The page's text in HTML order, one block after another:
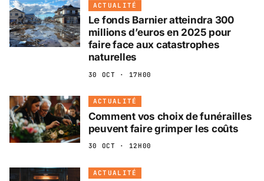
ACTUALITÉ
Le fonds Barnier atteindra 300
millions d’euros en 2025 pour
faire face aux catastrophes
naturelles
30 OCT · 17H00
ACTUALITÉ
Comment vos choix de funérailles
peuvent faire grimper les coûts
30 OCT · 12H00
ACTUALITÉ